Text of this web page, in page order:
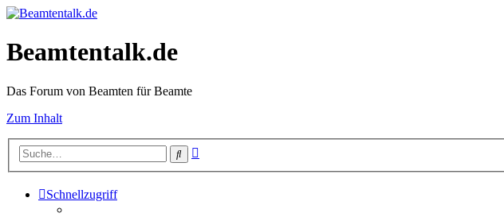
Beamtentalk.de
Das Forum von Beamten für Beamte
Zum Inhalt
Suche
Schnellzugriff